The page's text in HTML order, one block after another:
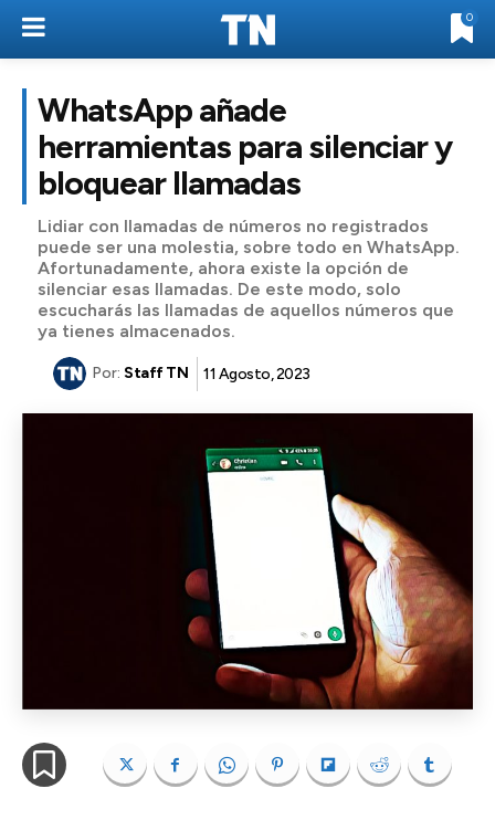
0
WhatsApp añade
herramientas para silenciar y
bloquear llamadas
Lidiar con llamadas de números no registrados
puede ser una molestia, sobre todo en WhatsApp.
Afortunadamente, ahora existe la opción de
silenciar esas llamadas. De este modo, solo
escucharás las llamadas de aquellos números que
ya tienes almacenados.
Por: Staff TN 11 Agosto, 2023